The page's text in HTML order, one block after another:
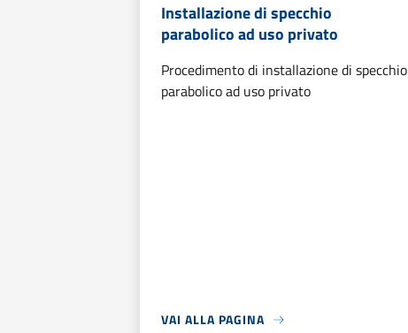
Installazione di specchio
parabolico ad uso privato
Procedimento di installazione di specchio
parabolico ad uso privato
VAI ALLA PAGINA